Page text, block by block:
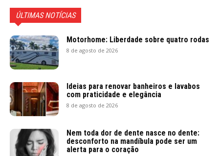
ÚLTIMAS NOTÍCIAS
Motorhome: Liberdade sobre quatro rodas
8 de agosto de 2026
Ideias para renovar banheiros e lavabos
com praticidade e elegância
8 de agosto de 2026
Nem toda dor de dente nasce no dente:
desconforto na mandíbula pode ser um
alerta para o coração